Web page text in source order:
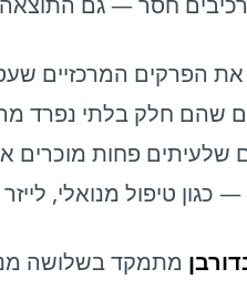
הפרקים המרכזיים
שהם חלק בלתי נפרד
שלעיתים פחות
כגון טיפול מנואלי,
מתמקד בשלושה